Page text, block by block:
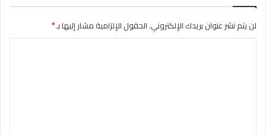
لن يتم نشر عنوان بريدك الإلكتروني.الحقول الإلزامية مشار إليها بـ*